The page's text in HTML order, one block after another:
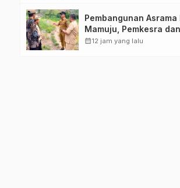
Pembangunan Asrama
Mamuju, Pemkesra dan
Kementerian Haji
calendar_month12 jam yang lalu